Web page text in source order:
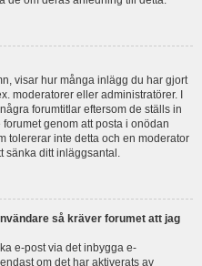
visar hur många inlägg du har gjort
moderatorer eller administratörer. I
forumtitlar eftersom de ställs in
genom att posta i onödan
tolererar inte detta och en moderator
sänka ditt inläggsantal.
så kräver forumet att jag
e-post via det inbygga e-
om det har aktiverats av